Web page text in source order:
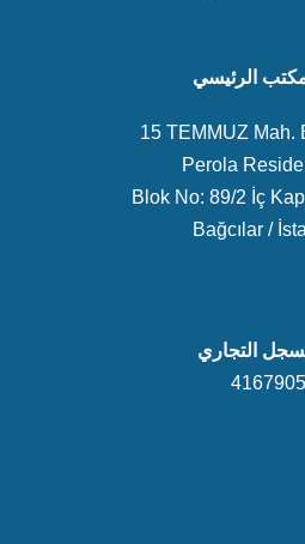
الرئيسي
15 TEMMUZ Mah.
Perola
Blok No: 89/2 İç
Bağcılar /
التجاري
4167905